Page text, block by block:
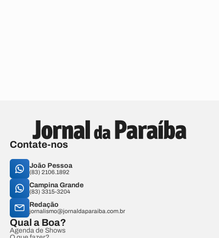
Contate-nos
João Pessoa
(83) 2106.1892
Campina Grande
(83) 3315-3204
Redação
jornalismo@jornaldaparaiba.com.br
Qual a Boa?
Agenda de Shows